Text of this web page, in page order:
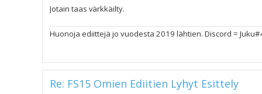
Jotain taas värkkäilty.
Huonoja ediittejä jo vuodesta 2019 lähtien. Discord =
Re: FS15 Omien Ediitien Lyhyt Esittely